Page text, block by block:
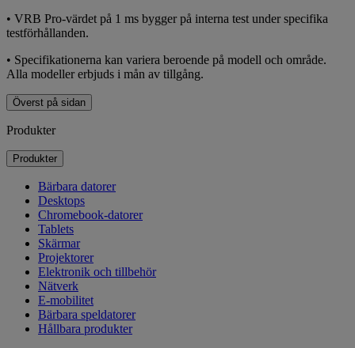
• VRB Pro-värdet på 1 ms bygger på interna test under specifika
testförhållanden.
• Specifikationerna kan variera beroende på modell och område.
Alla modeller erbjuds i mån av tillgång.
Överst på sidan
Produkter
Produkter
Bärbara datorer
Desktops
Chromebook-datorer
Tablets
Skärmar
Projektorer
Elektronik och tillbehör
Nätverk
E-mobilitet
Bärbara speldatorer
Hållbara produkter